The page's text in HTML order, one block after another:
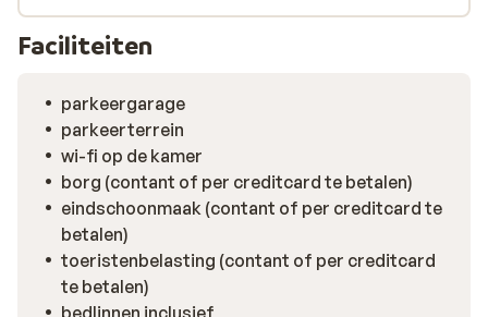
natte sneeuwsporen in het huis, want je stapt binnen via
een aparte ingang, waar je direct je skispullen op kunt
keuken tot je beschikking, zodat je na een dag skiën de
heerlijkste gerechten kunt bereiden. Dit belooft een
fijne vakantie te worden!
Faciliteiten
parkeergarage
parkeerterrein
wi-fi op de kamer
borg (contant of per creditcard te betalen)
eindschoonmaak (contant of per creditcard te
betalen)
toeristenbelasting (contant of per creditcard
te betalen)
bedlinnen inclusief